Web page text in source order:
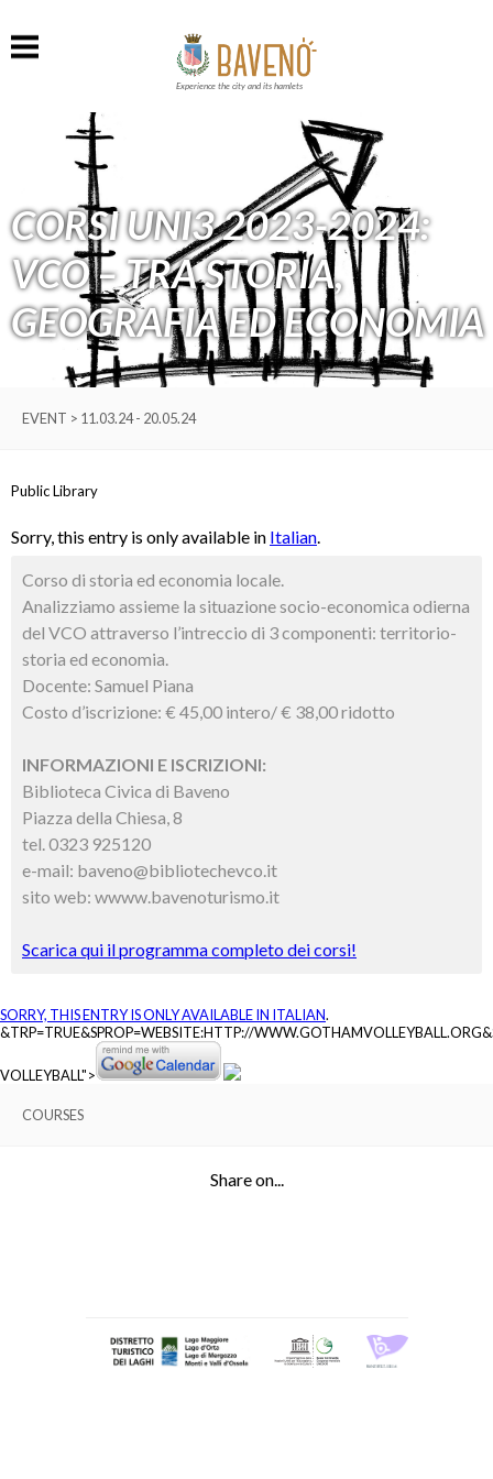
Experience the city and its hamlets
CORSI UNI3 2023-2024:
VCO – TRA STORIA,
GEOGRAFIA ED ECONOMIA
EVENT > 11.03.24 - 20.05.24
Public Library
Sorry, this entry is only available in Italian.
Corso di storia ed economia locale.
Analizziamo assieme la situazione socio-economica odierna
del VCO attraverso l’intreccio di 3 componenti: territorio-
storia ed economia.
Docente: Samuel Piana
Costo d’iscrizione: € 45,00 intero/ € 38,00 ridotto
INFORMAZIONI E ISCRIZIONI:
Biblioteca Civica di Baveno
Piazza della Chiesa, 8
tel. 0323 925120
e-mail: baveno@bibliotechevco.it
sito web: wwww.bavenoturismo.it
Scarica qui il programma completo dei corsi!
SORRY, THIS ENTRY IS ONLY AVAILABLE IN ITALIAN.
&TRP=TRUE&SPROP=WEBSITE:HTTP://
VOLLEYBALL">
COURSES
Share on...